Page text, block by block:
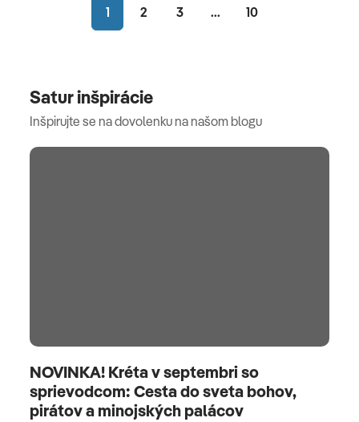
1 2 3 ... 10
Satur inšpirácie
Inšpirujte se na dovolenku na našom blogu
NOVINKA! Kréta v septembri so
sprievodcom: Cesta do sveta bohov,
pirátov a minojských palácov